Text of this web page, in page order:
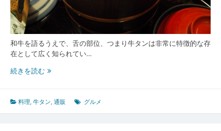
和牛を語るうえで、舌の部位、つまり牛タンは非常に特徴的な存
在として広く知られてい…
続きを読む食
魅
了
料理,牛タン,通販 グルメ